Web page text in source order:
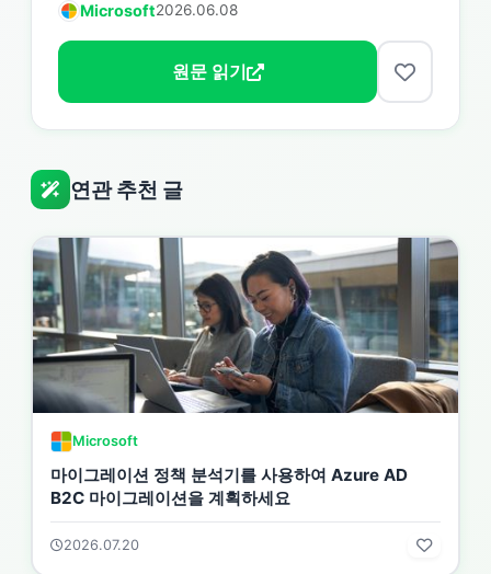
Microsoft2026.06.08
원문 읽기
연관 추천 글
Microsoft
마이그레이션 정책 분석기를 사용하여 Azure AD
B2C 마이그레이션을 계획하세요
2026.07.20